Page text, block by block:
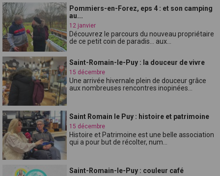
Pommiers-en-Forez, eps 4 : et son camping
au...
12 janvier
Découvrez le parcours du nouveau propriétaire
de ce petit coin de paradis... aux...
Saint-Romain-le-Puy : la douceur de vivre
15 décembre
Une arrivée hivernale plein de douceur grâce
aux nombreuses rencontres inopinées...
Saint Romain le Puy : histoire et patrimoine
15 décembre
Histoire et Patrimoine est une belle association
qui a pour but de récolter, num...
Saint-Romain-le-Puy : couleur café